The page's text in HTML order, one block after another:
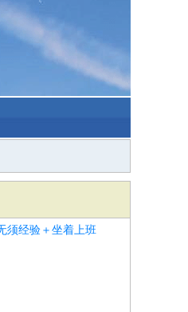
须经验＋坐着上班